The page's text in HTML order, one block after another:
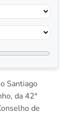
Santiago
da 42ª
de